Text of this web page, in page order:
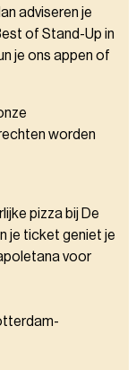
adviseren je
of Stand-Up in
je ons appen of
worden
pizza bij De
je ticket geniet je
voor